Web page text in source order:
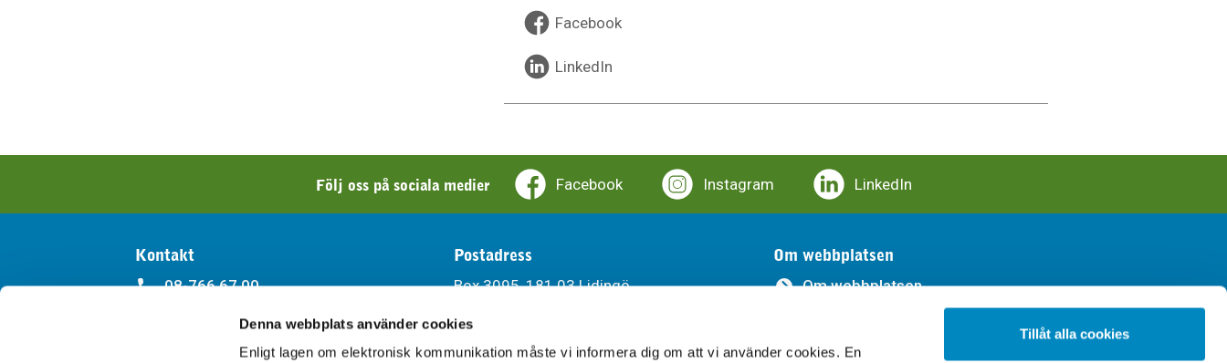
Denna webbplats använder cookies
Enligt lagen om elektronisk kommunikation måste vi informera dig om att vi använder cookies. En
Tillåt alla cookies
Facebook
LinkedIn
Följ oss på sociala medier Facebook Instagram LinkedIn
Kontakt
08-766 67 00
kappala@kappala.se
Postadress
Box 3095, 181 03 Lidingö
Besöksadress
Om webbplatsen
Om webbplatsen